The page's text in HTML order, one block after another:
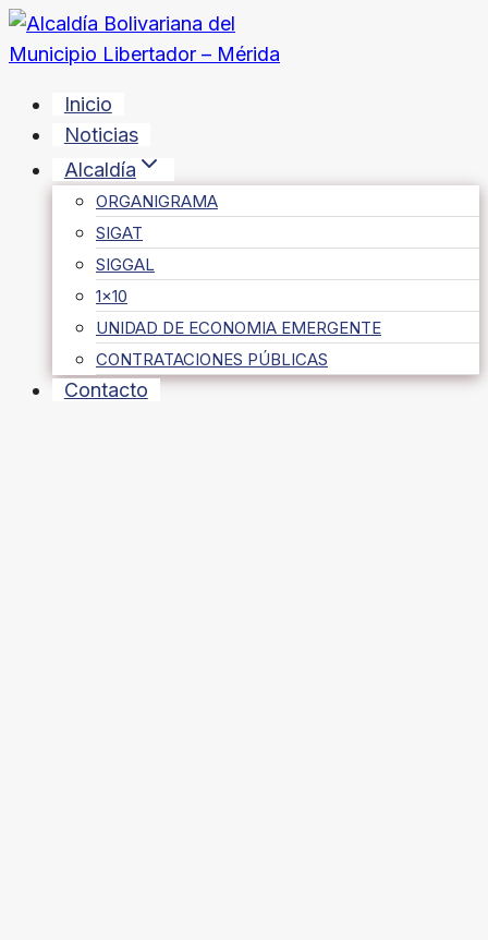
Saltar
al
Inicio
Noticias
Alcaldía
ORGANIGRAMA
SIGAT
SIGGAL
1×10
UNIDAD DE ECONOMIA EMERGENTE
CONTRATACIONES PÚBLICAS
Contacto